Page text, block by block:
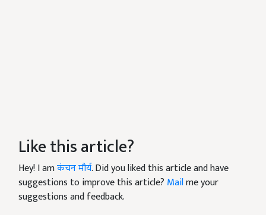
Like this article?
Hey! I amकंचन मौर्य. Did you liked this article and have
suggestions to improve this article? Mailme your
suggestions and feedback.